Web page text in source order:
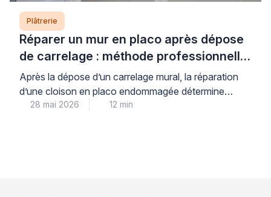
Plâtrerie
Réparer un mur en placo après dépose
de carrelage : méthode professionnelle
étape par étape
Après la dépose d’un carrelage mural, la réparation
d’une cloison en placo endommagée détermine
directement la qualité et la durabilité de votre nouvelle
28 mai 2026 12 min